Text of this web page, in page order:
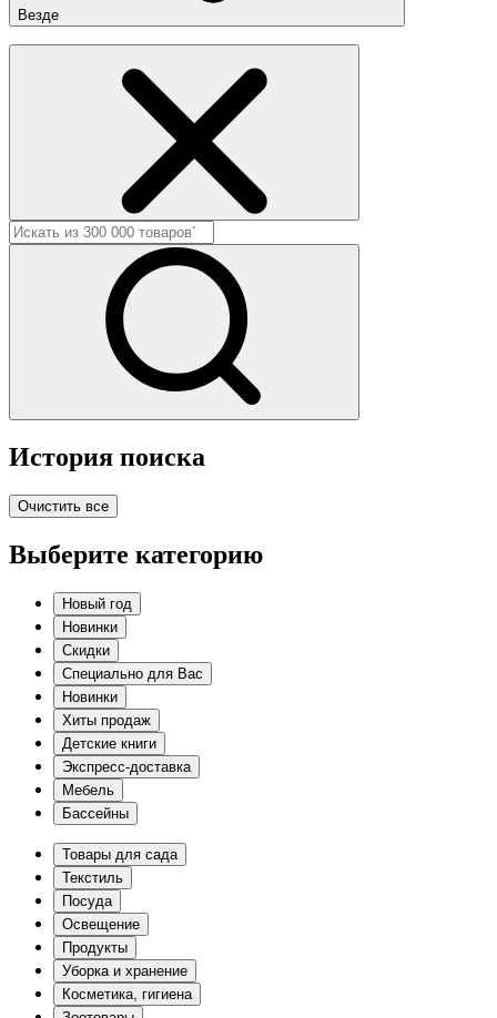
Везде
История поиска
Очистить все
Выберите категорию
Новый год
Новинки
Скидки
Специально для Вас
Новинки
Хиты продаж
Детские книги
Экспресс-доставка
Мебель
Бассейны
Товары для сада
Текстиль
Посуда
Освещение
Продукты
Уборка и хранение
Косметика, гигиена